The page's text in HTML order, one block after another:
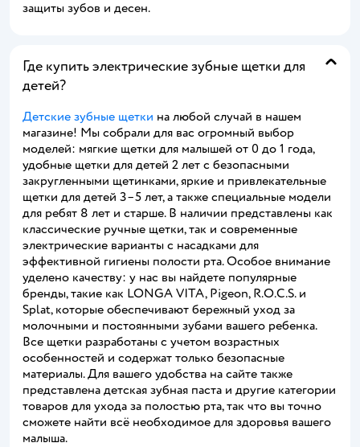
защиты зубов и десен.
Где купить электрические зубные щетки для
детей?
Детские зубные щетки на любой случай в нашем
магазине! Мы собрали для вас огромный выбор
моделей: мягкие щетки для малышей от 0 до 1 года,
удобные щетки для детей 2 лет с безопасными
закругленными щетинками, яркие и привлекательные
щетки для детей 3–5 лет, а также специальные модели
для ребят 8 лет и старше. В наличии представлены как
классические ручные щетки, так и современные
электрические варианты с насадками для
эффективной гигиены полости рта. Особое внимание
уделено качеству: у нас вы найдете популярные
бренды, такие как LONGA VITA, Pigeon, R.O.C.S. и
Splat, которые обеспечивают бережный уход за
молочными и постоянными зубами вашего ребенка.
Все щетки разработаны с учетом возрастных
особенностей и содержат только безопасные
материалы. Для вашего удобства на сайте также
представлена детская зубная паста и другие категории
товаров для ухода за полостью рта, так что вы точно
сможете найти всё необходимое для здоровья вашего
малыша.